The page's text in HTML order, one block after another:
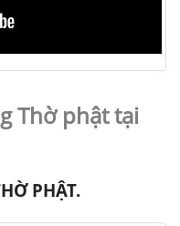
Thờ phật tại
PHẬT.